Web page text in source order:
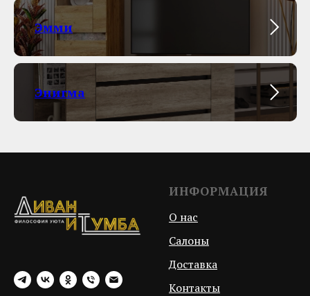
Эмми
Энигма
ИНФОРМАЦИЯ
О нас
Салоны
Доставка
Контакты